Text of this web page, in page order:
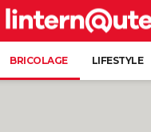
BRICOLAGE LIFESTYLE